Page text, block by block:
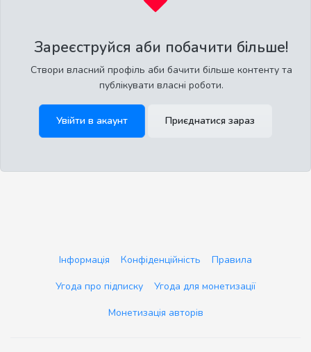
Зареєструйся аби побачити більше!
Створи власний профіль аби бачити більше контенту та
публікувати власні роботи.
Увійти в акаунт Приєднатися зараз
Інформація Конфіденційність
Правила
Угода про підписку
Угода для монетизації
Монетизація авторів